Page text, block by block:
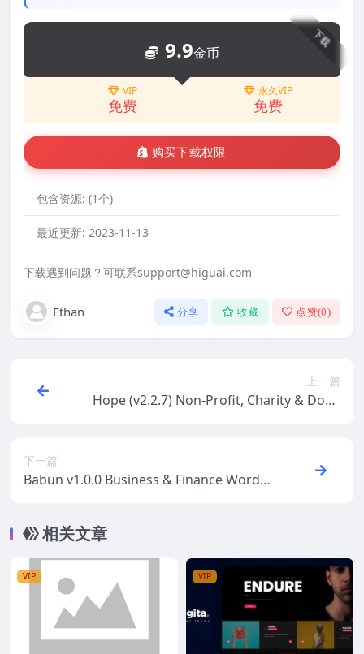
下载
9.9金币
VIP
免费
永久VIP
免费
购买下载权限
包含资源: (1个)
最近更新: 2023-11-13
下载遇到问题？可联系support@higuai.com
Ethan 分享 收藏 点赞(0)
上一篇
Hope (v2.2.7) Non-Profit, Charity & Dona
下一篇
Babun v1.0.0 Business & Finance WordPr
相关文章
VIP VIP